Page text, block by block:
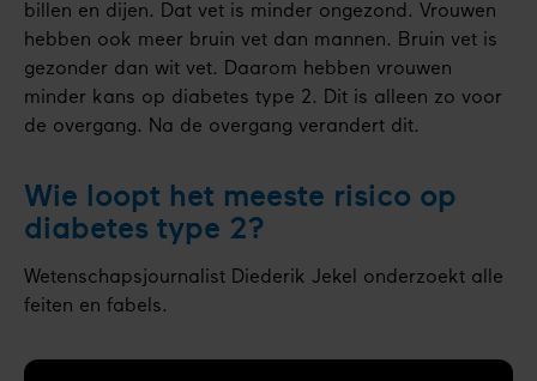
billen en dijen. Dat vet is minder ongezond. Vrouwen
hebben ook meer bruin vet dan mannen. Bruin vet is
gezonder dan wit vet. Daarom hebben vrouwen
minder kans op diabetes type 2. Dit is alleen zo voor
de overgang. Na de overgang verandert dit.
Wie loopt het meeste risico op
diabetes type 2?
Wetenschapsjournalist Diederik Jekel onderzoekt alle
feiten en fabels.